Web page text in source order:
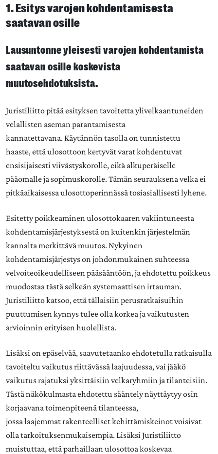
1. Esitys varojen kohdentamisesta
saatavan osille
Lausuntonne yleisesti varojen kohdentamista
saatavan osille koskevista
muutosehdotuksista.
Juristiliitto pitää esityksen tavoitetta ylivelkaantuneiden
velallisten aseman parantamisesta
kannatettavana. Käytännön tasolla on tunnistettu
haaste, että ulosottoon kertyvät varat kohdentuvat
ensisijaisesti viivästyskorolle, eikä alkuperäiselle
pääomalle ja sopimuskorolle. Tämän seurauksena velka ei
pitkäaikaisessa ulosottoperinnässä tosiasiallisesti lyhene.
Esitetty poikkeaminen ulosottokaaren vakiintuneesta
kohdentamisjärjestyksestä on kuitenkin järjestelmän
kannalta merkittävä muutos. Nykyinen
kohdentamisjärjestys on johdonmukainen suhteessa
velvoiteoikeudelliseen pääsääntöön, ja ehdotettu poikkeus
muodostaa tästä selkeän systemaattisen irtauman.
Juristiliitto katsoo, että tällaisiin perusratkaisuihin
puuttumisen kynnys tulee olla korkea ja vaikutusten
arvioinnin erityisen huolellista.
Lisäksi on epäselvää, saavutetaanko ehdotetulla ratkaisulla
tavoiteltu vaikutus riittävässä laajuudessa, vai jääkö
vaikutus rajatuksi yksittäisiin velkaryhmiin ja tilanteisiin.
Tästä näkökulmasta ehdotettu sääntely näyttäytyy osin
korjaavana toimenpiteenä tilanteessa,
jossa laajemmat rakenteelliset kehittämiskeinot voisivat
olla tarkoituksenmukaisempia. Lisäksi Juristiliitto
muistuttaa, että parhaillaan ulosottoa koskevaa